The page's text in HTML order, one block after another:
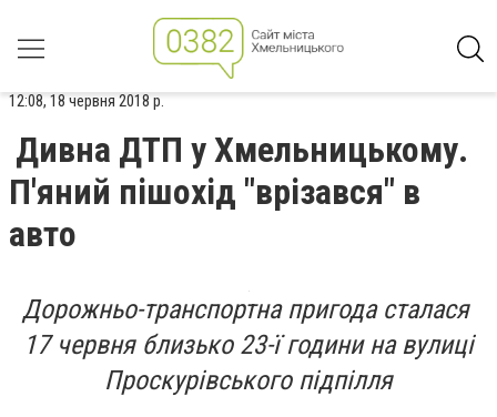
12:08, 18 червня 2018 р.
Дивна ДТП у Хмельницькому.
П'яний пішохід "врізався" в
авто
Дорожньо-транспортна пригода сталася
17 червня близько 23-ї години на вулиці
Проскурівського підпілля